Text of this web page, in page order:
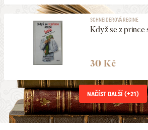
SCHNEIDEROVÁ REGINE
Když se z prince
30 Kč
NAČÍST DALŠÍ (+21)